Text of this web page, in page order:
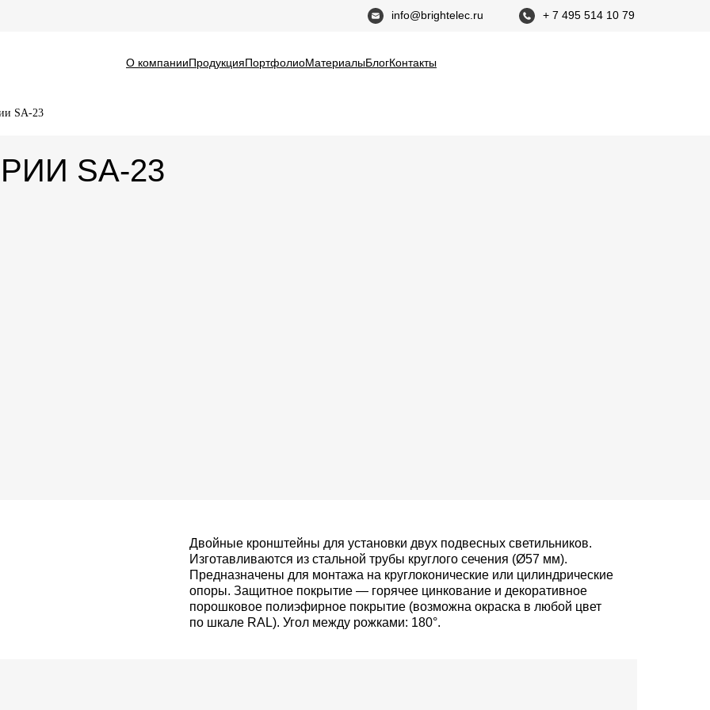
+ 7 495 514 10 79
info@brightelec.ru
О компанииПродукцияПортфолиоМатериалыБлогКонтакты
SA-23
SA-23
Двойные кронштейны для установки двух подвесных светильников.
Изготавливаются из стальной трубы круглого сечения (Ø57 мм).
Предназначены для монтажа на круглоконические или цилиндрические
опоры. Защитное покрытие — горячее цинкование и декоративное
порошковое полиэфирное покрытие (возможна окраска в любой цвет
по шкале RAL). Угол между рожками: 180°.